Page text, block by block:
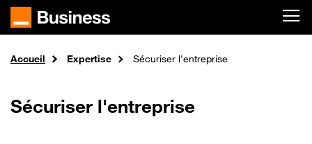
Passer au contenu principal
Accueil Expertise Sécuriser l'entreprise
Sécuriser l'entreprise